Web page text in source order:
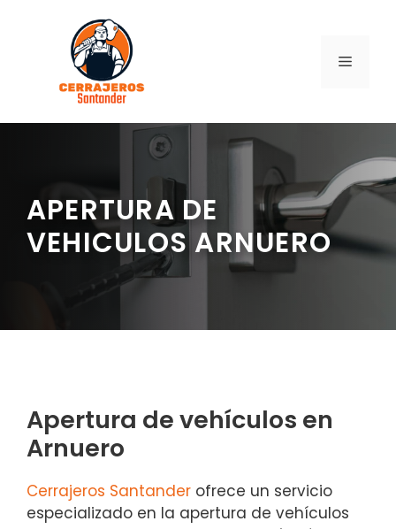
contenido
MENÚ
APERTURA DE
VEHICULOS ARNUERO
Apertura de vehículos en
Arnuero
Cerrajeros Santander ofrece un servicio
especializado en la apertura de vehículos